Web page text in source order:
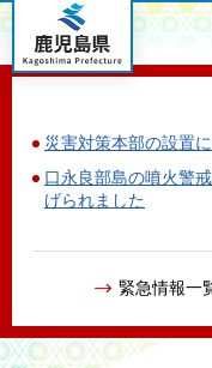
鹿児島県
災害対策本部の設置
口永良部島の噴火警
げられました
緊急情報一